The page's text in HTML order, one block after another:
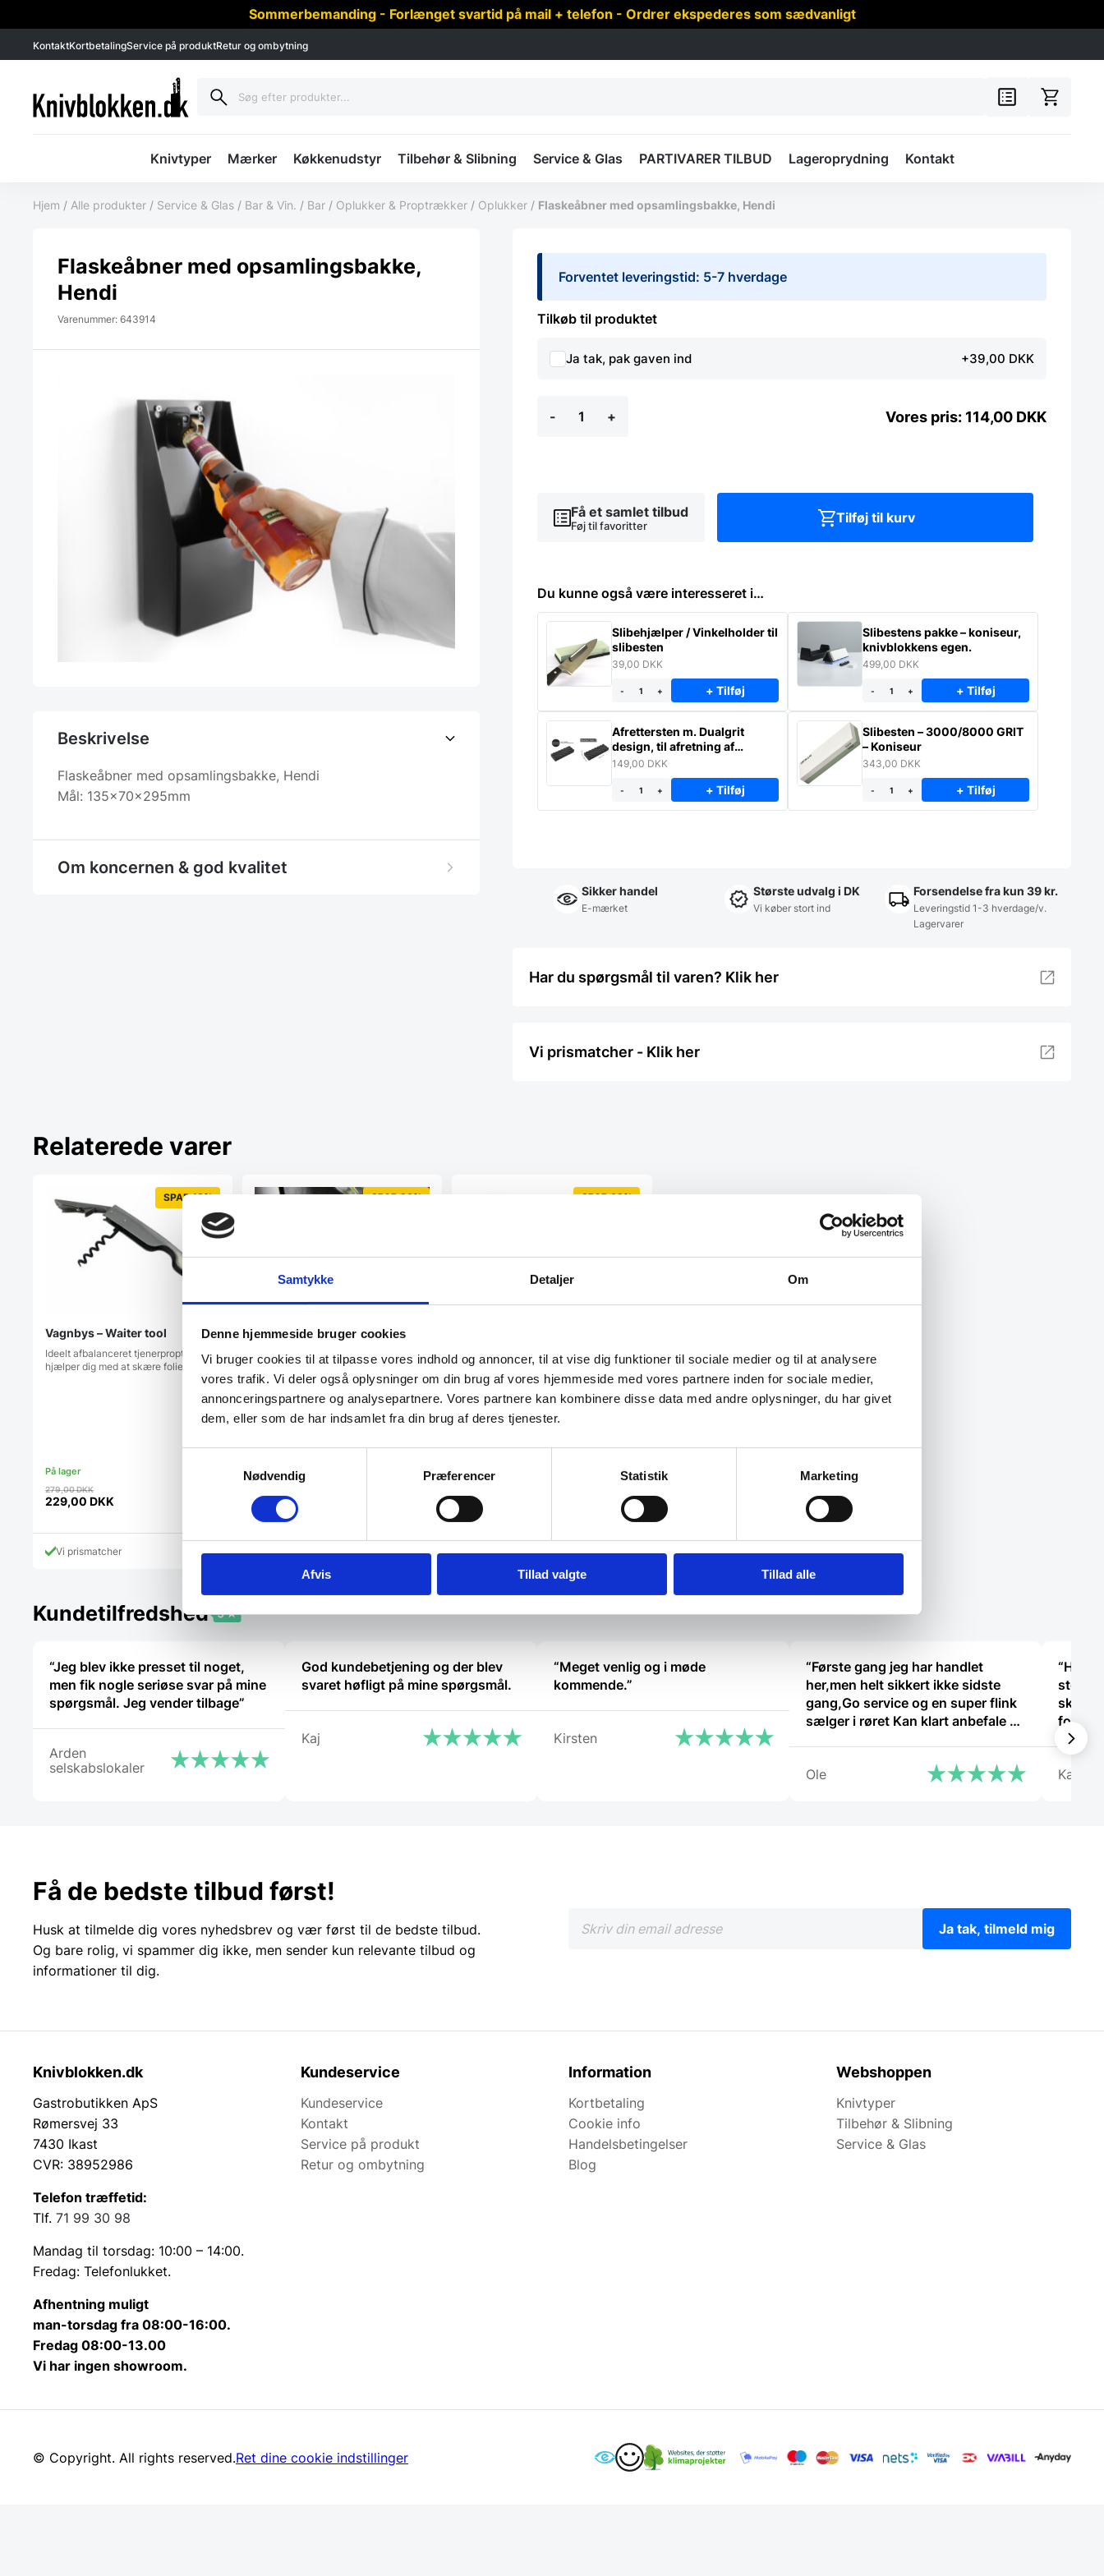
Samtykke Detaljer Om
Denne hjemmeside bruger cookies
Vi bruger cookies til at tilpasse vores indhold og annoncer, til at vise dig funktioner til sociale medier og til at analysere
vores trafik. Vi deler også oplysninger om din brug af vores hjemmeside med vores partnere inden for sociale medier,
annonceringspartnere og analysepartnere. Vores partnere kan kombinere disse data med andre oplysninger, du har givet
dem, eller som de har indsamlet fra din brug af deres tjenester.
Nødvendig
Præferencer Statistik Marketing
Afvis Tillad valgte Tillad alle
Sommerbemanding - Forlænget svartid på mail + telefon - Ordrer ekspederes som sædvanligt
KontaktKortbetalingService på produktRetur og ombytning
Knivtyper Mærker Køkkenudstyr Tilbehør & Slibning Service & Glas PARTIVARER TILBUD Lageroprydning Kontakt
Hjem / Alle produkter / Service & Glas / Bar & Vin. / Bar / Oplukker & Proptrækker / Oplukker / Flaskeåbner med opsamlingsbakke, Hendi
Flaskeåbner med opsamlingsbakke,
Hendi
Varenummer: 643914
Beskrivelse
Flaskeåbner med opsamlingsbakke, Hendi
Mål: 135x70x295mm
Om koncernen & god kvalitet
Forventet leveringstid: 5-7 hverdage
Tilkøb til produktet
Ja tak, pak gaven ind +39,00 DKK
-
med
+ 114,00 DKK
Få et samlet tilbud
Føj til favoritter Tilføj til kurv
Du kunne også være interesseret i…
Slibehjælper / Vinkelholder til
slibesten
39,00 DKK
- + + Tilføj
Afrettersten m. Dualgrit
design, til afretning af
slibesten
149,00 DKK
- + + Tilføj
Slibestens pakke – koniseur,
knivblokkens egen.
499,00 DKK
- + + Tilføj
Slibesten – 3000/8000 GRIT
– Koniseur
343,00 DKK
- + + Tilføj
Sikker handel
E-mærket
Største udvalg i DK
Vi køber stort ind
Forsendelse fra kun 39 kr.
Leveringstid 1-3 hverdage/v.
Lagervarer
Har du spørgsmål til varen? Klik her
Vi prismatcher - Klik her
Relaterede varer
SPAR 18%
Vagnbys – Waiter tool
Ideelt afbalanceret tjenerproptrækker
hjælper dig med at skære folien og…
279,00DKKDen
oprindelige
var:
279,00 DKK.
229,00 DKK
aktuelle
pris
er:Vi prismatcher
SPAR 20%
i eg
Laguiole By Hâws –
Tjenerproptrækker i mørkt egetræ
med gaveæskeDenne…
Den
249,00 DKK.
199,95DKK
Den
aktuelle
pris
er:
199,95 DKK.
Vi prismatcher
SPAR 62%
Laguiole By Hâws
Vinoplukker/proptrækker
Wengé
Laguiole By Haws Proptrækker i
599,00 DKK.
229,00
Den
pris
229,00 DKK.
Vi prismatcher
Kundetilfredshed
“Jeg blev ikke presset til noget,
men fik nogle seriøse svar på mine
spørgsmål. Jeg vender tilbage”
Arden
selskabslokaler
God kundebetjening og der blev
svaret høfligt på mine spørgsmål.
Kaj
“Meget venlig og i møde
kommende.”
Kirsten
“Første gang jeg har handlet
her,men helt sikkert ikke sidste
gang,Go service og en super flink
sælger i røret Kan klart anbefale at
Ole
“Hvis I
Karl
Få de bedste tilbud først!
Husk at tilmelde dig vores nyhedsbrev og vær først til de bedste tilbud.
Og bare rolig, vi spammer dig ikke, men sender kun relevante tilbud og
informationer til dig.
Ja tak, tilmeld mig
Knivblokken.dk
Gastrobutikken ApS
Rømersvej 33
7430 Ikast
CVR: 38952986
Telefon træffetid:
Tlf. 71 99 30 98
Mandag til torsdag: 10:00 – 14:00.
Fredag: Telefonlukket.
Afhentning muligt
man-torsdag fra 08:00-16:00.
Fredag 08:00-13.00
Vi har ingen showroom.
Kundeservice
Kundeservice
Kontakt
Service på produkt
Retur og ombytning
Information
Kortbetaling
Cookie info
Handelsbetingelser
Blog
Webshoppen
Knivtyper
Tilbehør & Slibning
Service & Glas
© Copyright. All rights reserved.Ret dine cookie indstillinger